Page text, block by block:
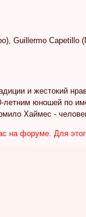
Guillermo
и жестокий
юношей по
Хаймес -
на форуме. Для